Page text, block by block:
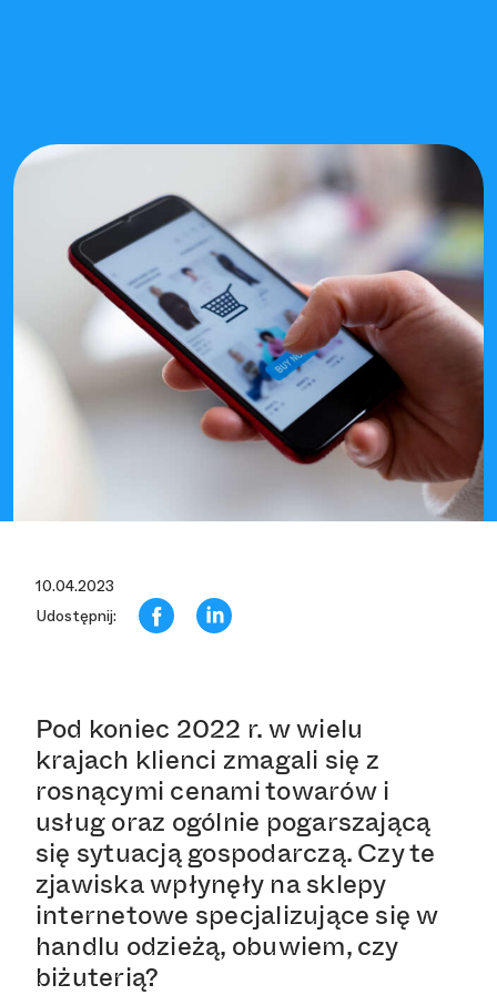
10.04.2023
Udostępnij:
Pod koniec 2022 r. w wielu
krajach klienci zmagali się z
rosnącymi cenami towarów i
usług oraz ogólnie pogarszającą
się sytuacją gospodarczą. Czy te
zjawiska wpłynęły na sklepy
internetowe specjalizujące się w
handlu odzieżą, obuwiem, czy
biżuterią?